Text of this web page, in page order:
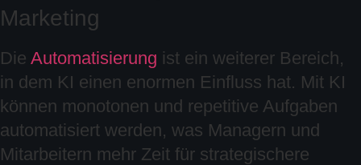
Marketing
Die Automatisierung ist ein weiterer Bereich,
in dem KI einen enormen Einfluss hat. Mit KI
können monotonen und repetitive Aufgaben
automatisiert werden, was Managern und
Mitarbeitern mehr Zeit für strategischere